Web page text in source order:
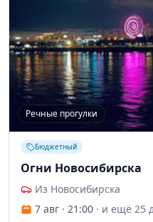
Речные прогулки
Бюджетный
Огни Новосибирска
Из Новосибирска
7 авг · 21:00 · и ещё 25